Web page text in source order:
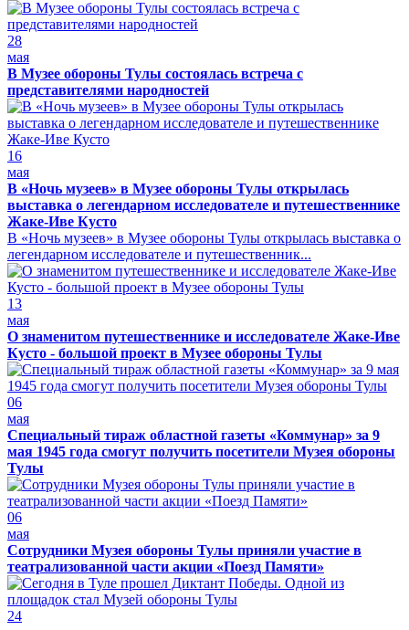
28
мая
В Музее обороны Тулы состоялась встреча с
представителями народностей
16
мая
В «Ночь музеев» в Музее обороны Тулы открылась
выставка о легендарном исследователе и путешественнике
Жаке-Иве Кусто
В «Ночь музеев» в Музее обороны Тулы открылась выставка о
легендарном исследователе и путешественник...
13
мая
О знаменитом путешественнике и исследователе Жаке-Иве
Кусто - большой проект в Музее обороны Тулы
06
мая
Специальный тираж областной газеты «Коммунар» за 9
мая 1945 года смогут получить посетители Музея обороны
Тулы
06
мая
Сотрудники Музея обороны Тулы приняли участие в
театрализованной части акции «Поезд Памяти»
24